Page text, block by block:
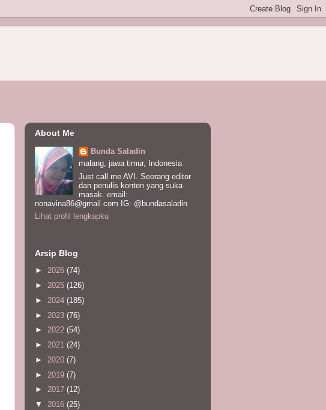
About Me
Bunda Saladin
malang, jawa timur, Indonesia
Just call me AVI. Seorang editor
dan penulis konten yang suka
masak. email:
nonavina86@gmail.com IG: @bundasaladin
Lihat profil lengkapku
Arsip Blog
► 2026 (74)
► 2025 (126)
► 2024 (185)
► 2023 (76)
► 2022 (54)
► 2021 (24)
► 2020 (7)
► 2019 (7)
► 2017 (12)
▼ 2016 (25)